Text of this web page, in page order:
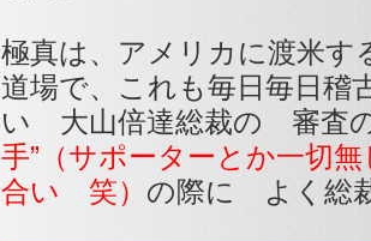
極真は、アメリカに渡米す
道場で、これも毎日毎日稽
い 大山倍達総裁の 審査
手”（サポーターとか一切
合い 笑） の際に よく総